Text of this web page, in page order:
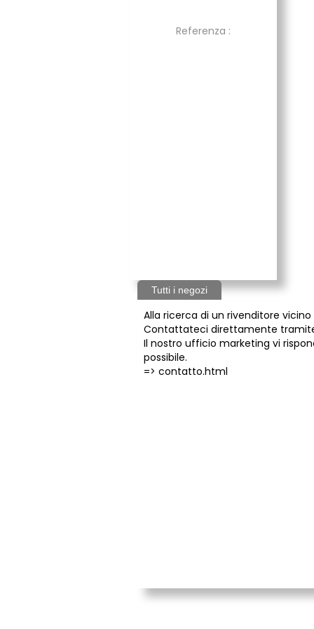
Referenza :
Tutti i negozi
Alla ricerca di un rivenditore vicino
Contattateci direttamente
Il nostro ufficio marketing vi
possibile.
=> contatto.html